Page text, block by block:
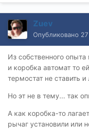
Zuev
Опубликовано
Из собственного опыта
и коробка автомат то
термостат не ставить
Но эт не в тему... так
А как коробка-то
рычаг установили или